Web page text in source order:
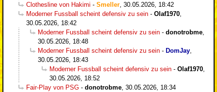
Clothesline von Hakimi - Smeller 30.05.2026, 18:42
Moderner Fussball scheint defensiv zu sein - Olaf1970
30.05.2026, 18:42
Moderner Fussball scheint defensiv zu sein - donotrobme
30.05.2026, 18:48
Moderner Fussball scheint defensiv zu sein - DomJay
30.05.2026, 18:43
Moderner Fussball scheint defensiv zu sein - Olaf1970
30.05.2026, 18:52
Fair-Play von PSG - donotrobme 30.05.2026, 18:34